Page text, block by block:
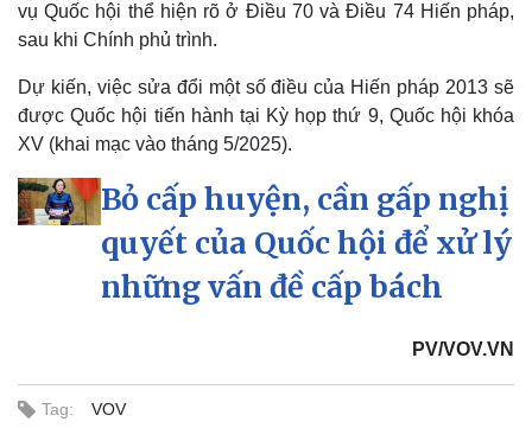
Doanh nhân
Vì cộng đồng
Trải nghiệm
vụ Quốc hội thể hiện rõ ở Điều 70 và Điều 74 Hiến pháp,
sau khi Chính phủ trình.
Dự kiến, việc sửa đổi một số điều của Hiến pháp 2013 sẽ
được Quốc hội tiến hành tại Kỳ họp thứ 9, Quốc hội khóa
XV (khai mạc vào tháng 5/2025).
Bỏ cấp huyện, cần gấp nghị
quyết của Quốc hội để xử lý
những vấn đề cấp bách
PV/VOV.VN
Tag: VOV